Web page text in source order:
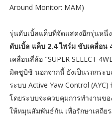
Around Monitor: MAM)
รุ่นดับเบิ้ลแค็บที่จัดแสดงอีกรุ่นหนึ่
ดับเบิ้ล แค็บ 2.4 ไพร์ม ขับเคลื่อน
เคลื่อนสี่ล้อ "SUPER SELECT
มิตซูบิชิ นอกจากนี้ ยังเป็นรถกระ
ระบบ Active Yaw Control
โดยระบบจะควบคุมการทำงานข
ให้หมุนสัมพันธ์กัน เพื่อรักษาเสถีย